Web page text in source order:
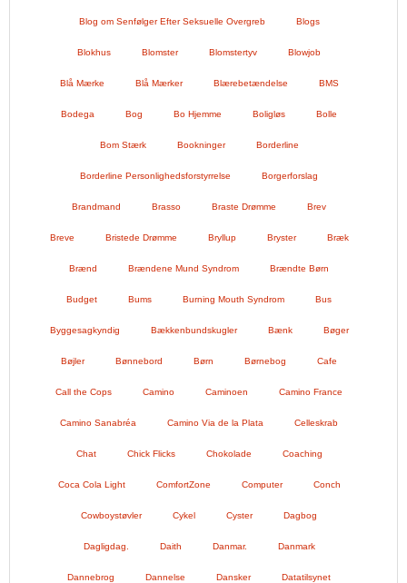
Blog om Senfølger Efter Seksuelle Overgreb Blogs
Blokhus Blomster Blomstertyv Blowjob
Blå Mærke Blå Mærker Blærebetændelse BMS
Bodega Bog Bo Hjemme Boligløs Bolle
Bom Stærk Bookninger Borderline
Borderline Personlighedsforstyrrelse Borgerforslag
Brandmand Brasso Braste Drømme Brev
Breve Bristede Drømme Bryllup Bryster Bræk
Brænd Brændene Mund Syndrom Brændte Børn
Budget Bums Burning Mouth Syndrom Bus
Byggesagkyndig Bækkenbundskugler Bænk Bøger
Bøjler Bønnebord Børn Børnebog Cafe
Call the Cops Camino Caminoen Camino France
Camino Sanabréa Camino Via de la Plata Celleskrab
Chat Chick Flicks Chokolade Coaching
Coca Cola Light ComfortZone Computer Conch
Cowboystøvler Cykel Cyster Dagbog
Dagligdag. Daith Danmar. Danmark
Dannebrog Dannelse Dansker Datatilsynet